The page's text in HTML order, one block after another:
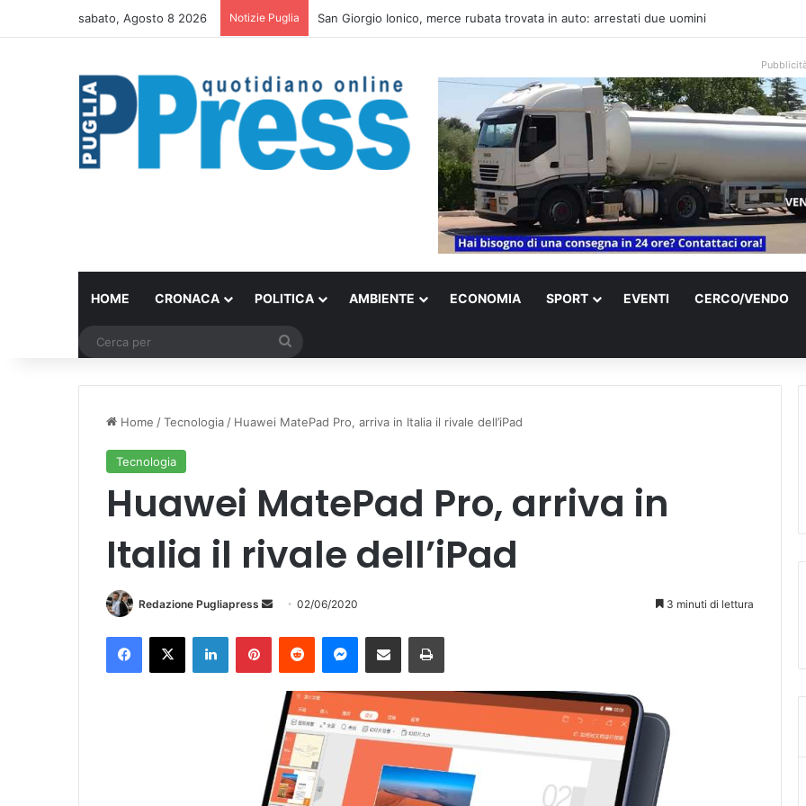
sabato, Agosto 8 2026 Notizie Puglia Bari trasforma una villa confiscata alla mafia in un micro nido: nasce anche il cimitero
HOME CRONACA POLITICA AMBIENTE ECONOMIA SPORT EVENTI CERCO/VENDO
Home /Tecnologia/ Huawei MatePad Pro, arriva in Italia il rivale dell’iPad
Tecnologia
Huawei MatePad Pro, arriva in
Italia il rivale dell’iPad
Redazione Pugliapress
n
'
e
m
02/06/2020 3 minuti di lettura